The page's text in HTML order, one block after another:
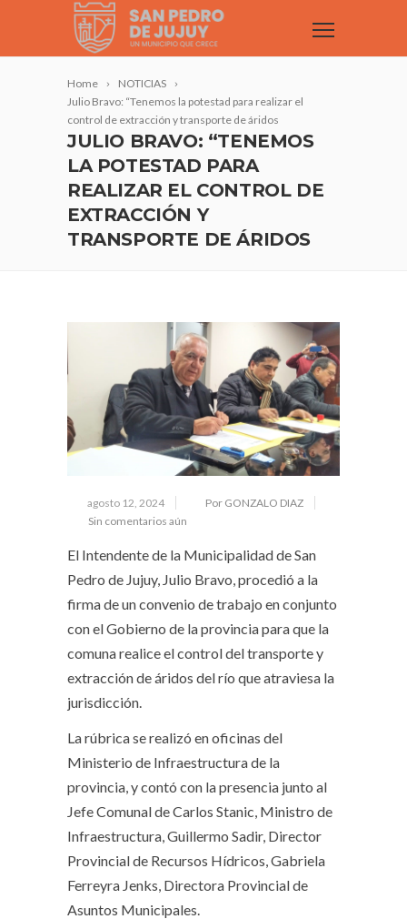
Home
NOTICIAS
Julio Bravo: “Tenemos la potestad para realizar el
control de extracción y transporte de áridos
JULIO BRAVO: “TENEMOS
LA POTESTAD PARA
REALIZAR EL CONTROL DE
EXTRACCIÓN Y
TRANSPORTE DE ÁRIDOS
agosto 12, 2024
Por GONZALO DIAZ
Sin comentarios aún
El Intendente de la Municipalidad de San
Pedro de Jujuy, Julio Bravo, procedió a la
firma de un convenio de trabajo en conjunto
con el Gobierno de la provincia para que la
comuna realice el control del transporte y
extracción de áridos del río que atraviesa la
jurisdicción.
La rúbrica se realizó en oficinas del
Ministerio de Infraestructura de la
provincia, y contó con la presencia junto al
Jefe Comunal de Carlos Stanic, Ministro de
Infraestructura, Guillermo Sadir, Director
Provincial de Recursos Hídricos, Gabriela
Ferreyra Jenks, Directora Provincial de
Asuntos Municipales.